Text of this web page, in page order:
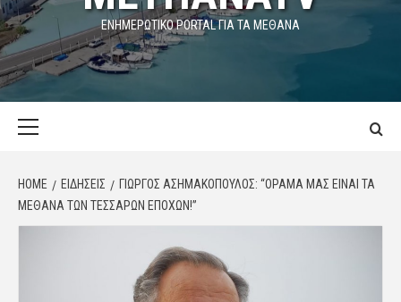
ΕΝΗΜΕΡΩΤΙΚΌ PORTAL ΓΙΑ ΤΑ ΜΕΘΑΝΑ
HOME ΕΙΔΗΣΕΙΣ
ΓΙΏΡΓΟΣ ΑΣΗΜΑΚΌΠΟΥΛΟΣ: “ΌΡΑΜΑ ΜΑΣ ΕΊΝΑΙ ΤΑ
ΜΕΘΑΝΑ ΤΩΝ ΤΕΣΣΑΡΩΝ ΕΠΟΧΩΝ!”